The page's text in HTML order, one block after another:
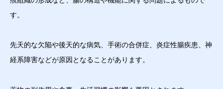
す。
先天的な欠陥や後天的な病気、手術の合併症、炎症性腸疾患、神
経系障害などが原因となることがあります。